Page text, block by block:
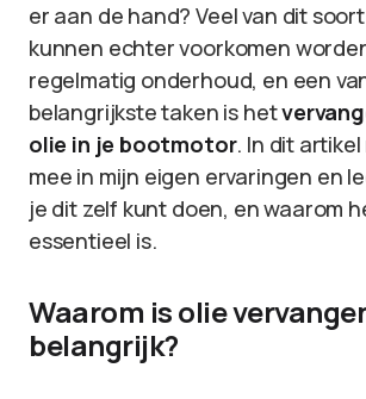
er aan de hand? Veel van dit
kunnen echter voorkomen
regelmatig onderhoud, en een
belangrijkste taken is het
olie in je bootmotor. In dit
mee in mijn eigen ervaringen en
je dit zelf kunt doen, en waarom
essentieel is.
Waarom is olie
belangrijk?